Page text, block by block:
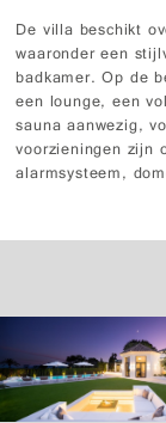
De villa beschikt
waaronder een
badkamer. Op de
een lounge, een
sauna aanwezig,
voorzieningen zijn
alarmsysteem,